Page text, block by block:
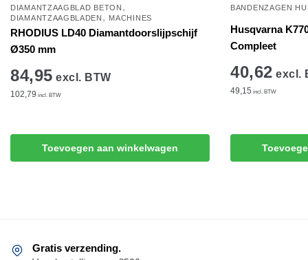
DIAMANTZAAGBLAD BETON ,
DIAMANTZAAGBLADEN , MACHINES
RHODIUS LD40 Diamantdoorslijpschijf
Ø350 mm
84,95 excl. BTW
102,79 incl. BTW
Toevoegen aan winkelwagen
BANDENZAGEN
Husqvarna
Compleet
40,62 excl.
49,15 incl. BTW
Gratis verzending.